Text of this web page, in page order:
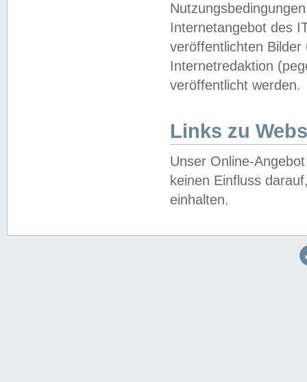
Internetangebot des
veröffentlichten
Internetredaktion
veröffentlicht werden.
Links zu
Unser Online-
keinen Einfluss
einhalten.